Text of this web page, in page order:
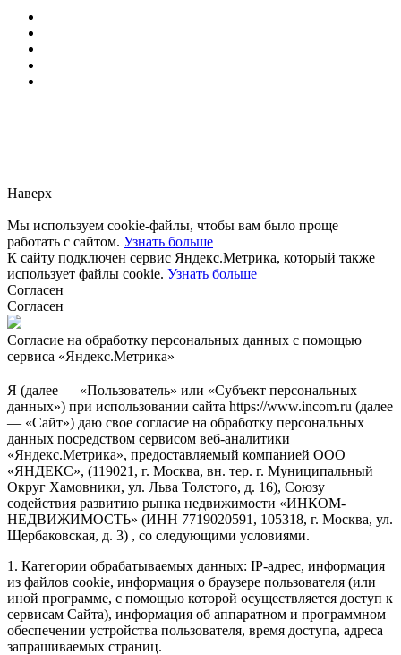
Наверх
Мы используем cookie-файлы, чтобы вам было проще
работать с сайтом. Узнать больше
К сайту подключен сервис Яндекс.Метрика, который также
использует файлы cookie. Узнать больше
Согласен
Согласен
Согласие на обработку персональных данных с помощью
сервиса «Яндекс.Метрика»
Я (далее — «Пользователь» или «Субъект персональных
данных») при использовании сайта https://www.incom.ru (далее
— «Сайт») даю свое согласие на обработку персональных
данных посредством сервисом веб-аналитики
«Яндекс.Метрика», предоставляемый компанией ООО
«ЯНДЕКС», (119021, г. Москва, вн. тер. г. Муниципальный
Округ Хамовники, ул. Льва Толстого, д. 16), Союзу
содействия развитию рынка недвижимости «ИНКОМ-
НЕДВИЖИМОСТЬ» (ИНН 7719020591, 105318, г. Москва, ул.
Щербаковская, д. 3) , со следующими условиями.
1. Категории обрабатываемых данных: IP-адрес, информация
из файлов cookie, информация о браузере пользователя (или
иной программе, с помощью которой осуществляется доступ к
сервисам Сайта), информация об аппаратном и программном
обеспечении устройства пользователя, время доступа, адреса
запрашиваемых страниц.